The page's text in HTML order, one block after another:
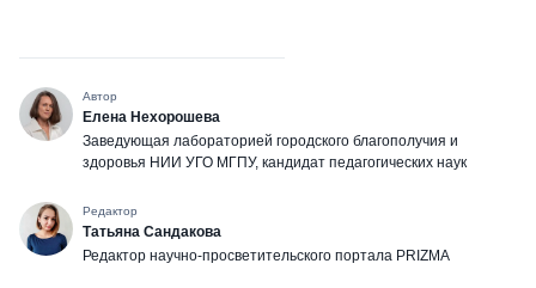
Автор
Елена Нехорошева
Заведующая лабораторией городского благополучия и
здоровья НИИ УГО МГПУ, кандидат педагогических наук
Редактор
Татьяна Сандакова
Редактор научно-просветительского портала PRIZMA